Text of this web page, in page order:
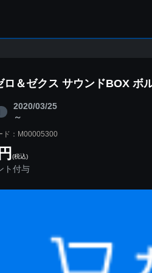
ロ＆ゼクス サウンドBOX ボ
2020/03/25
～
ド：M00005300
(税込)
ト付与